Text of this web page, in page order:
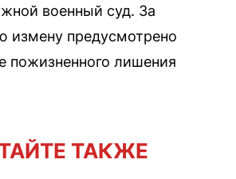
военный суд. За
измену предусмотрено
пожизненного лишения
ТАКЖЕ